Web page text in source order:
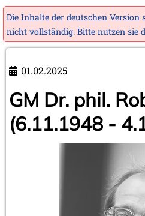
Die Inhalte der deutschen Version
nicht vollständig. Bitte nutzen sie
01.02.2025
GM Dr. phil.
(6.11.1948 -